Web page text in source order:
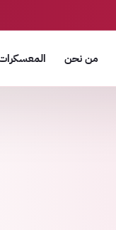
من نحن المعسكرات